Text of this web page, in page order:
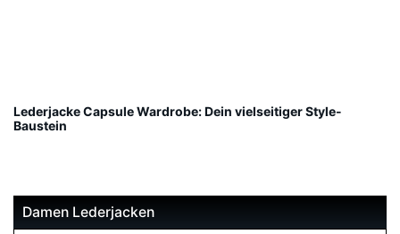
Lederjacke Capsule Wardrobe: Dein vielseitiger Style-
Baustein
Damen Lederjacken